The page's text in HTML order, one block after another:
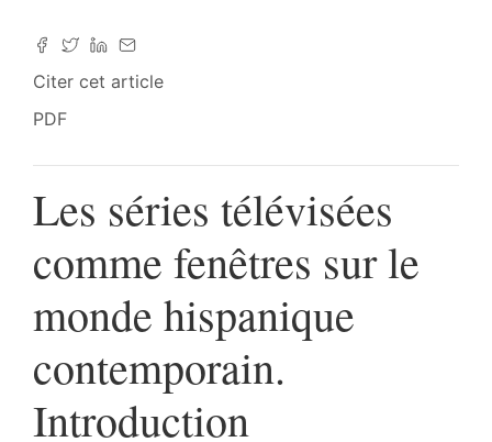
Citer cet article
PDF
Les séries télévisées
comme fenêtres sur le
monde hispanique
contemporain.
Introduction